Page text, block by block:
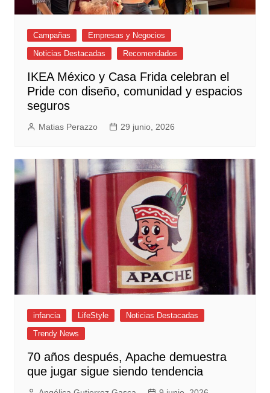
Campañas
Empresas y Negocios
Noticias Destacadas
Recomendados
IKEA México y Casa Frida celebran el
Pride con diseño, comunidad y espacios
seguros
Matias Perazzo 29 junio, 2026
infancia LifeStyle
Noticias Destacadas
Trendy News
70 años después, Apache demuestra
que jugar sigue siendo tendencia